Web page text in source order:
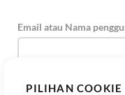
PILIHAN COOKIE
Email atau Nama